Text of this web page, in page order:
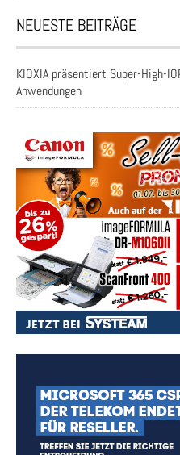
NEUESTE BEITRÄGE
KIOXIA präsentiert Super-High-
Anwendungen